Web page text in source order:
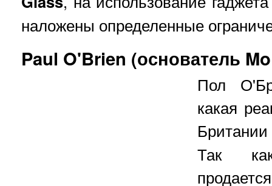
наложены определенные
Paul O'Brien (основатель
Пол
какая
Так